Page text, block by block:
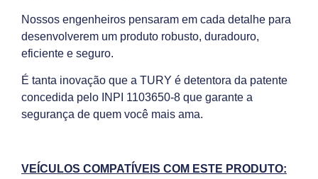
Nossos engenheiros pensaram em cada detalhe para
desenvolverem um produto robusto, duradouro,
eficiente e seguro.
É tanta inovação que a TURY é detentora da patente
concedida pelo INPI 1103650-8 que garante a
segurança de quem você mais ama.
VEÍCULOS COMPATÍVEIS COM ESTE PRODUTO: